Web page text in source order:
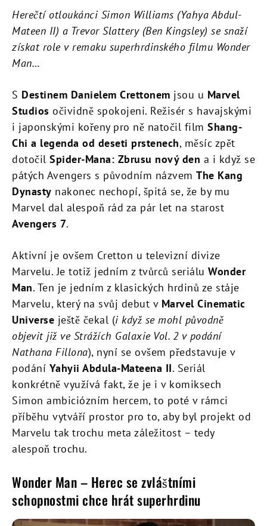
Herečtí otloukánci Simon Williams (Yahya Abdul-
Mateen II) a Trevor Slattery (Ben Kingsley) se snaží
získat role v remaku superhrdinského filmu Wonder
Man…
S Destinem Danielem Crettonem jsou u Marvel
Studios očividně spokojeni. Režisér s havajskými
i japonskými kořeny pro ně natočil film Shang-
Chi a legenda od deseti prstenech, měsíc zpět
dotočil Spider-Mana: Zbrusu nový den a i když se
pátých Avengers s původním názvem The Kang
Dynasty nakonec nechopí, špitá se, že by mu
Marvel dal alespoň rád za pár let na starost
Avengers 7.
Aktivní je ovšem Cretton u televizní divize
Marvelu. Je totiž jedním z tvůrců seriálu Wonder
Man. Ten je jedním z klasických hrdinů ze stáje
Marvelu, který na svůj debut v Marvel Cinematic
Universe ještě čekal (i když se mohl původně
objevit již ve Strážích Galaxie Vol. 2 v podání
Nathana Fillona), nyní se ovšem představuje v
podání Yahyii Abdula-Mateena II. Seriál
konkrétně využívá fakt, že je i v komiksech
Simon ambiciózním hercem, to poté v rámci
příběhu vytváří prostor pro to, aby byl projekt od
Marvelu tak trochu meta záležitost – tedy
alespoň trochu.
Wonder Man – Herec se zvláštními
schopnostmi chce hrát superhrdinu